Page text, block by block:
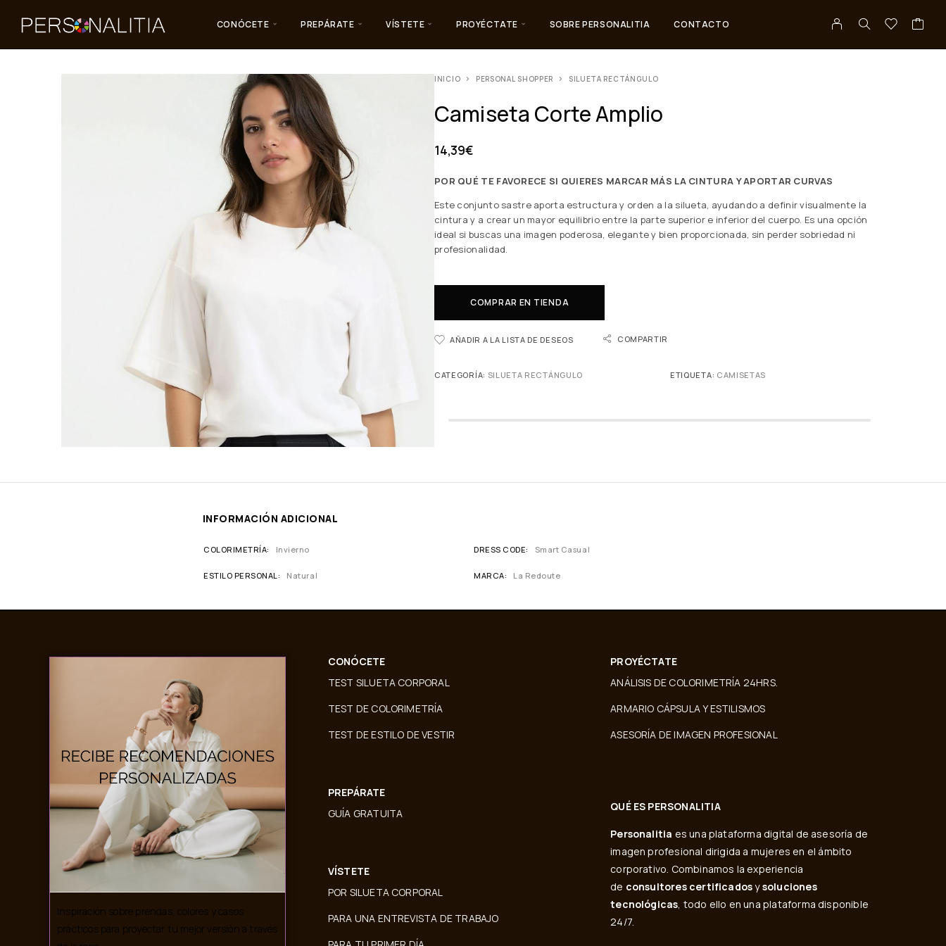
CONÓCETE PREPÁRATE VÍSTETE PROYÉCTATE SOBRE PERSONALITIA CONTACTO
INICIO PERSONAL SHOPPER SILUETA RECTÁNGULO
Camiseta Corte Amplio
14,39€
POR QUÉ TE FAVORECE SI QUIERES MARCAR MÁS LA CINTURA Y APORTAR CURVAS
Este conjunto sastre aporta estructura y orden a la silueta, ayudando a definir visualmente la
cintura y a crear un mayor equilibrio entre la parte superior e inferior del cuerpo. Es una opción
ideal si buscas una imagen poderosa, elegante y bien proporcionada, sin perder sobriedad ni
profesionalidad.
COMPRAR EN TIENDA
AÑADIR A LA LISTA DE DESEOS COMPARTIR
CATEGORÍA: SILUETA RECTÁNGULO ETIQUETA: CAMISETAS
INFORMACIÓN ADICIONAL
COLORIMETRÍA Invierno DRESS CODE Smart Casual
ESTILO PERSONAL Natural MARCA La Redoute
Inspiración sobre prendas, colores y casos
prácticos para proyectar tu mejor versión a través
CONÓCETE
TEST SILUETA CORPORAL
TEST DE COLORIMETRÍA
TEST DE ESTILO DE VESTIR
PREPÁRATE
GUÍA GRATUITA
VÍSTETE
POR SILUETA CORPORAL
PARA UNA ENTREVISTA DE TRABAJO
PROYÉCTATE
ANÁLISIS DE COLORIMETRÍA 24HRS.
ARMARIO CÁPSULA Y ESTILISMOS
ASESORÍA DE IMAGEN PROFESIONAL
QUÉ ES PERSONALITIA
Personalitia es una plataforma digital de asesoría de
imagen profesional dirigida a mujeres en el ámbito
corporativo. Combinamos la experiencia
de consultores certificadosysoluciones
tecnológicas, todo ello en una plataforma disponible
24/7.